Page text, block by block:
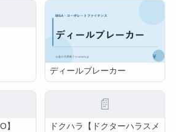
ディールブレーカー
】
📄
ドクハラ【ドクターハラスメ